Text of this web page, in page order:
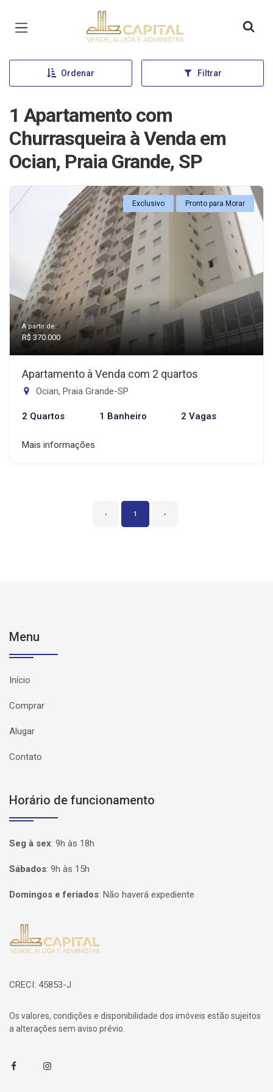
Página inicial
Ordenar Filtrar
1 Apartamento com
Churrasqueira à Venda em
Ocian, Praia Grande, SP
Exclusivo Pronto para Morar
A partir de:
R$ 370.000
Apartamento à Venda com 2 quartos
Ocian, Praia Grande-SP
2 Quartos 1 Banheiro 2 Vagas
Mais informações
‹ 1 ›
Menu
Início
Comprar
Alugar
Contato
Horário de funcionamento
Seg à sex: 9h às 18h
Sábados: 9h às 15h
Domingos e feriados: Não haverá expediente
Página inicial
CRECI: 45853-J
Os valores, condições e disponibilidade dos imóveis estão sujeitos
a alterações sem aviso prévio.
FacebookInstagram